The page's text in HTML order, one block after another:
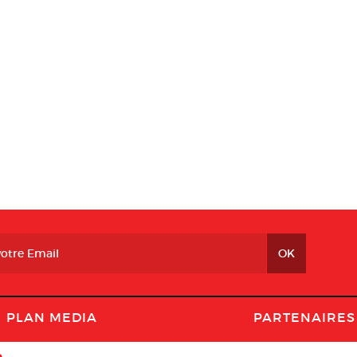
PLAN MEDIA PARTENAIRES